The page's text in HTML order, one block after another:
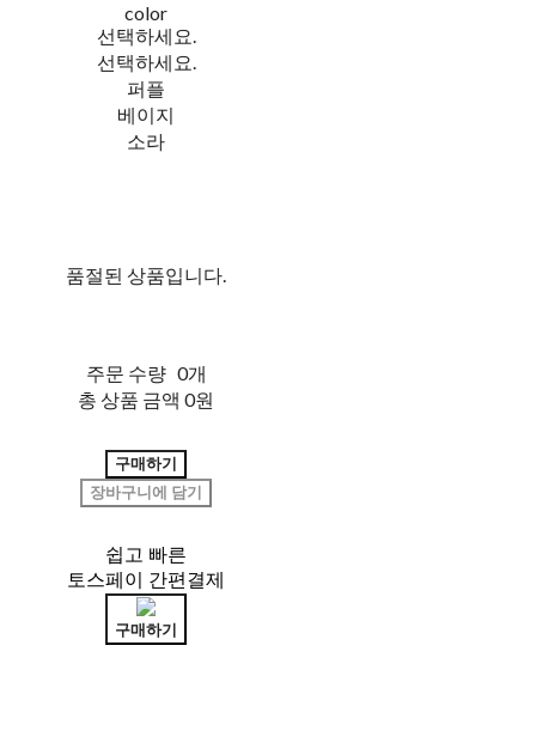
color
선택하세요.
선택하세요.
퍼플
베이지
소라
품절된 상품입니다.
주문 수량 0개
총 상품 금액 0원
구매하기
장바구니에 담기
쉽고 빠른
토스페이 간편결제
구매하기